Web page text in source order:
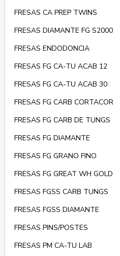
FRESAS CA PREP TWINS
FRESAS DIAMANTE FG S2000
FRESAS ENDODONCIA
FRESAS FG CA-TU ACAB 12
FRESAS FG CA-TU ACAB 30
FRESAS FG CARB CORTACOR
FRESAS FG CARB DE TUNGS
FRESAS FG DIAMANTE
FRESAS FG GRANO FINO
FRESAS FG GREAT WH GOLD
FRESAS FGSS CARB TUNGS
FRESAS FGSS DIAMANTE
FRESAS PINS/POSTES
FRESAS PM CA-TU LAB